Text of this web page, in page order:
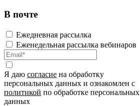
В почте
Ежедневная рассылка
Еженедельная рассылка вебинаров
Я даю согласие на обработку
персональных данных и ознакомлен с
политикой по обработке персональных
данных